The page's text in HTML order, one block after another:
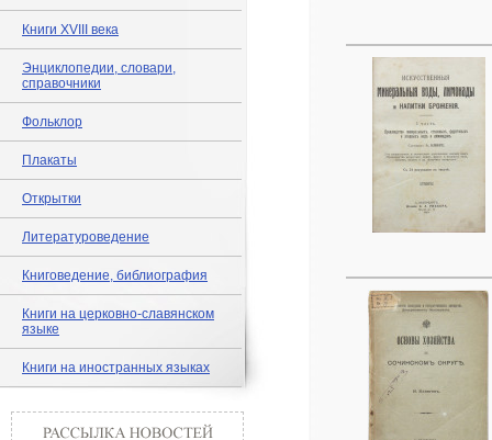
Книги XVIII века
Энциклопедии, словари,
справочники
Фольклор
Плакаты
Открытки
Литературоведение
Книговедение, библиография
Книги на церковно-славянском
языке
Книги на иностранных языках